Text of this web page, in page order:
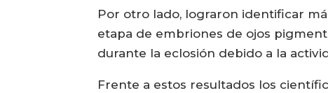
Por otro lado, lograron identificar
etapa de embriones de ojos
durante la eclosión debido a la
Frente a estos resultados los